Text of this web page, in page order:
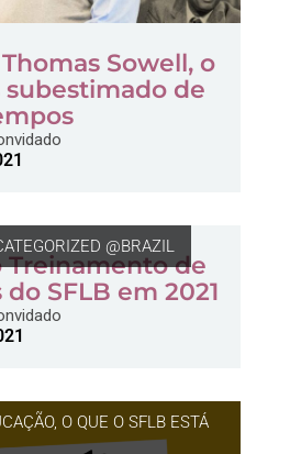
Sowell, o
de
@BRAZIL
Treinamento de
SFLB em 2021
, O QUE O SFLB ESTÁ